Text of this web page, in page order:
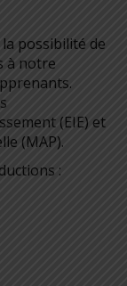
possibilité de
à notre
(EIE) et
(MAP).
: